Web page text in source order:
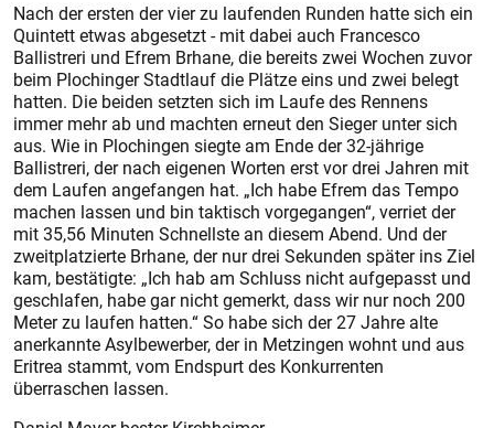
Nach der ersten der vier zu laufenden Runden hatte sich ein
Quintett etwas abgesetzt - mit dabei auch Francesco
Ballistreri und Efrem Brhane, die bereits zwei Wochen zuvor
beim Plochinger Stadtlauf die Plätze eins und zwei belegt
hatten. Die beiden setzten sich im Laufe des Rennens
immer mehr ab und machten erneut den Sieger unter sich
aus. Wie in Plochingen siegte am Ende der 32-jährige
Ballistreri, der nach eigenen Worten erst vor drei Jahren mit
dem Laufen angefangen hat. „Ich habe Efrem das Tempo
machen lassen und bin taktisch vorgegangen“, verriet der
mit 35,56 Minuten Schnellste an diesem Abend. Und der
zweitplatzierte Brhane, der nur drei Sekunden später ins Ziel
kam, bestätigte: „Ich hab am Schluss nicht aufgepasst und
geschlafen, habe gar nicht gemerkt, dass wir nur noch 200
Meter zu laufen hatten.“ So habe sich der 27 Jahre alte
anerkannte Asylbewerber, der in Metzingen wohnt und aus
Eritrea stammt, vom Endspurt des Konkurrenten
überraschen lassen.